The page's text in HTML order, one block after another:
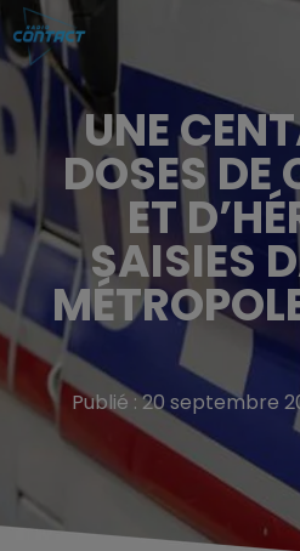
UNE
DOSES DE
ET
SAISIES
Publié : 20 septembre